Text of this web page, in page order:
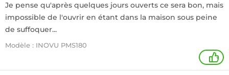
Je pense qu'après quelques jours ouverts ce sera bon, mais
impossible de l'ouvrir en étant dans la maison sous peine
de suffoquer...
Modèle : INOVU PMS180
+